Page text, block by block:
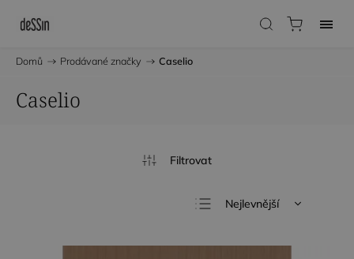
Domů / Prodávané značky / Caselio
Caselio
Nejlevnější